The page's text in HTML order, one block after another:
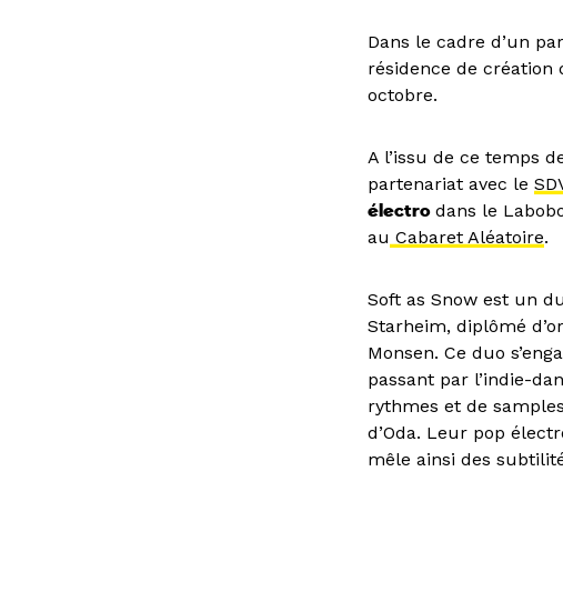
Dans le cadre d’un
résidence de création
octobre.
A l’issu de ce temps
partenariat avec le
électrodans le
au Cabaret Aléatoire.
Soft as Snow est un
Starheim, diplômé
Monsen. Ce duo
passant par l’indie-
rythmes et de
d’Oda. Leur pop
mêle ainsi des